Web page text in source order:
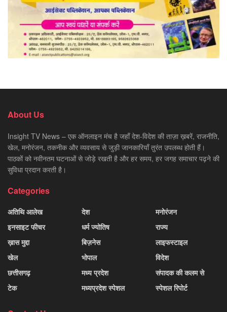
About Us
Insight TV News – एक ऑनलाइन मंच है जहाँ देश-विदेश की ताज़ा ख़बरें, राजनीति,
खेल, मनोरंजन, तकनीक और व्यवसाय से जुड़ी जानकारियाँ तुरंत उपलब्ध होती हैं।
पाठकों को नवीनतम घटनाओं से जोड़े रखती है और हर समय, हर जगह समाचार पढ़ने की
सुविधा प्रदान करती है।
Categories
अतिथि आलेख
इनसाइट फीचर
ख़ास मुद्दा
खेल
छत्तीसगढ़
टेक
देश
धर्म ज्योतिष
बिज़नेस
भोपाल
मध्य प्रदेश
मध्यप्रदेश स्पेशल
मनोरंजन
राज्य
लाइफस्टाइल
विदेश
संपादक की कलम से
स्पेशल रिपोर्ट